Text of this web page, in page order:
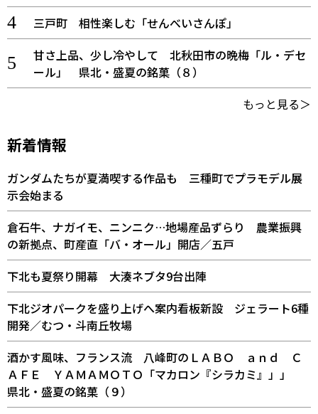
三戸町 相性楽しむ「せんべいさんぽ」
甘さ上品、少し冷やして 北秋田市の晩梅「ル・デセ
ール」 県北・盛夏の銘菓（８）
もっと見る＞
新着情報
ガンダムたちが夏満喫する作品も 三種町でプラモデル展
示会始まる
倉石牛、ナガイモ、ニンニク…地場産品ずらり 農業振興
の新拠点、町産直「バ・オール」開店／五戸
下北も夏祭り開幕 大湊ネブタ9台出陣
下北ジオパークを盛り上げへ案内看板新設 ジェラート6種
開発／むつ・斗南丘牧場
酒かす風味、フランス流 八峰町のＬＡＢＯ ａｎｄ Ｃ
ＡＦＥ ＹＡＭＡＭＯＴＯ「マカロン『シラカミ』」」
県北・盛夏の銘菓（９）